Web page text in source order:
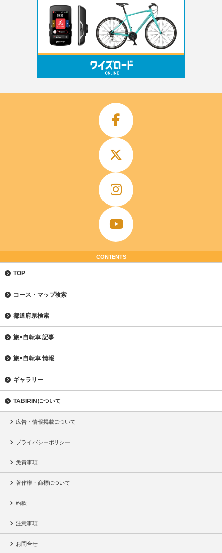
CONTENTS
TOP
コース・マップ検索
都道府県検索
旅×自転車 記事
旅×自転車 情報
ギャラリー
TABIRINについて
広告・情報掲載について
プライバシーポリシー
免責事項
著作権・商標について
約款
注意事項
お問合せ